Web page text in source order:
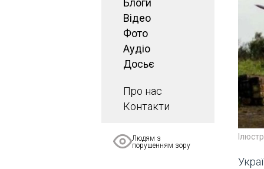
Блоги
Відео
Фото
Аудіо
Досьє
Про нас
Контакти
Людям з
порушенням зору